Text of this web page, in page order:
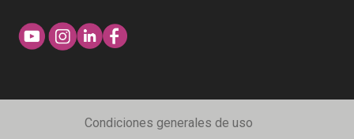
Condiciones generales de uso